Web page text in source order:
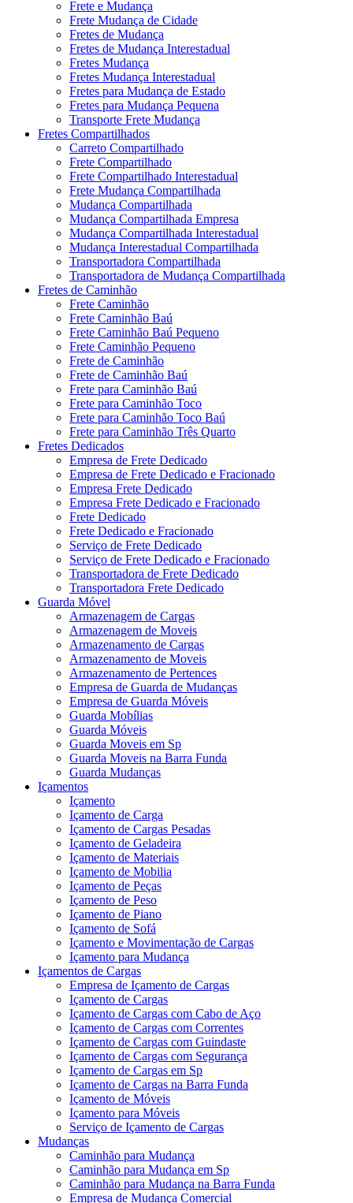
Frete e Mudança
Frete Mudança de Cidade
Fretes de Mudança
Fretes de Mudança Interestadual
Fretes Mudança
Fretes Mudança Interestadual
Fretes para Mudança de Estado
Fretes para Mudança Pequena
Transporte Frete Mudança
Fretes Compartilhados
Carreto Compartilhado
Frete Compartilhado
Frete Compartilhado Interestadual
Frete Mudança Compartilhada
Mudança Compartilhada
Mudança Compartilhada Empresa
Mudança Compartilhada Interestadual
Mudança Interestadual Compartilhada
Transportadora Compartilhada
Transportadora de Mudança Compartilhada
Fretes de Caminhão
Frete Caminhão
Frete Caminhão Baú
Frete Caminhão Baú Pequeno
Frete Caminhão Pequeno
Frete de Caminhão
Frete de Caminhão Baú
Frete para Caminhão Baú
Frete para Caminhão Toco
Frete para Caminhão Toco Baú
Frete para Caminhão Três Quarto
Fretes Dedicados
Empresa de Frete Dedicado
Empresa de Frete Dedicado e Fracionado
Empresa Frete Dedicado
Empresa Frete Dedicado e Fracionado
Frete Dedicado
Frete Dedicado e Fracionado
Serviço de Frete Dedicado
Serviço de Frete Dedicado e Fracionado
Transportadora de Frete Dedicado
Transportadora Frete Dedicado
Guarda Móvel
Armazenagem de Cargas
Armazenagem de Moveis
Armazenamento de Cargas
Armazenamento de Moveis
Armazenamento de Pertences
Empresa de Guarda de Mudanças
Empresa de Guarda Móveis
Guarda Mobílias
Guarda Móveis
Guarda Moveis em Sp
Guarda Moveis na Barra Funda
Guarda Mudanças
Içamentos
Içamento
Içamento de Carga
Içamento de Cargas Pesadas
Içamento de Geladeira
Içamento de Materiais
Içamento de Mobilia
Içamento de Peças
Içamento de Peso
Içamento de Piano
Içamento de Sofá
Içamento e Movimentação de Cargas
Içamento para Mudança
Içamentos de Cargas
Empresa de Içamento de Cargas
Içamento de Cargas
Içamento de Cargas com Cabo de Aço
Içamento de Cargas com Correntes
Içamento de Cargas com Guindaste
Içamento de Cargas com Segurança
Içamento de Cargas em Sp
Içamento de Cargas na Barra Funda
Içamento de Móveis
Içamento para Móveis
Serviço de Içamento de Cargas
Mudanças
Caminhão para Mudança
Caminhão para Mudança em Sp
Caminhão para Mudança na Barra Funda
Empresa de Mudança Comercial